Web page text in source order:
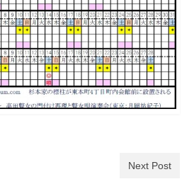
Next Post